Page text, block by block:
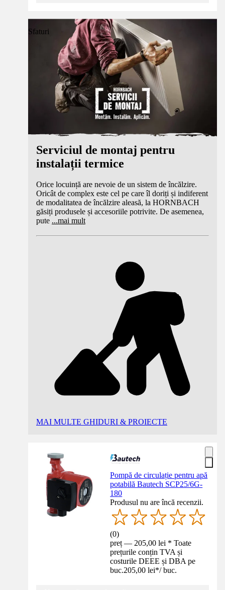
Sfaturi
Serviciul de montaj pentru
instalații termice
Orice locuință are nevoie de un sistem de încălzire.
Oricât de complex este cel pe care îl doriți și indiferent
de modalitatea de încălzire aleasă, la HORNBACH
găsiți produsele și accesoriile potrivite. De asemenea,
pute ...mai mult
MAI MULTE GHIDURI & PROIECTE
Pompă de circulație pentru apă
potabilă Bautech SCP25/6G-
180
Produsul nu are încă recenzii.
(0)
preț — 205,00 lei * Toate
prețurile conțin TVA și
costurile DEEE și DBA pe
buc.205,00 lei*/ buc.